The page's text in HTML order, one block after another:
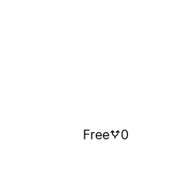
Free 0